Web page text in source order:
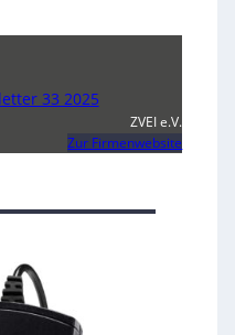
33 2025
ZVEI e.V.
Zur Firmenwebsite